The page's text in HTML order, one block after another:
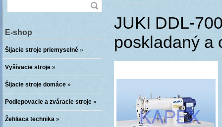
E-shop
Šijacie stroje priemyselné »
Vyšívacie stroje »
Šijacie stroje domáce »
Podlepovacie a zváracie stroje »
Žehliaca technika »
JUKI DDL-
poskladaný a